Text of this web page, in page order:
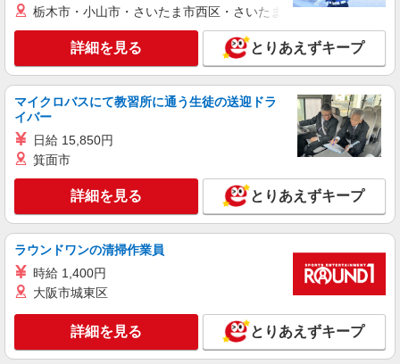
栃木市・小山市・さいたま市西区・さいたま市岩槻区・久喜市・
詳細を見る とりあえずキープ
マイクロバスにて教習所に通う生徒の送迎ドラ
イバー
日給 15,850円
箕面市
詳細を見る とりあえずキープ
ラウンドワンの清掃作業員
時給 1,400円
大阪市城東区
詳細を見る とりあえずキープ